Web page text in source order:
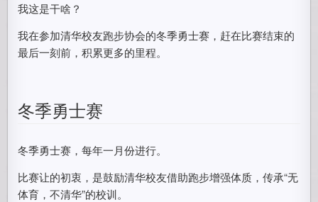
我这是干啥？
我在参加清华校友跑步协会的冬季勇士赛，赶在比赛结束的
最后一刻前，积累更多的里程。
冬季勇士赛
冬季勇士赛，每年一月份进行。
比赛让的初衷，是鼓励清华校友借助跑步增强体质，传承“无
体育，不清华”的校训。